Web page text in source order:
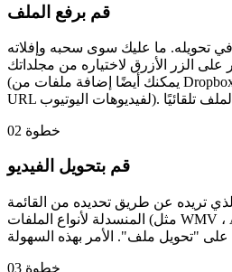
قم برفع الملف
تحويله. ما عليك سوى سحبه وإفلاته
على الزر الأزرق لاختياره من مجلداتك
(يمكنك أيضًا إضافة ملفات من Dropbox ، أو حتى مباشرة من عنوان
خطوة 02
قم بتحويل الفيديو
تريده عن طريق تحديده من القائمة
المنسدلة لأنواع الملفات (مثل WMV ، AVI ، MP4 ، GIF). ثم اضغط
خطوة 03